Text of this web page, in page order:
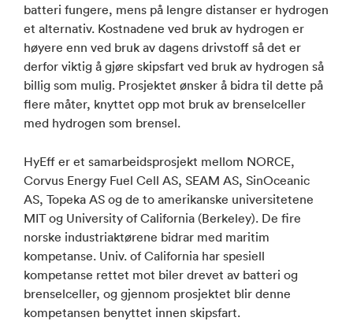
batteri fungere, mens på lengre distanser er hydrogen
et alternativ. Kostnadene ved bruk av hydrogen er
høyere enn ved bruk av dagens drivstoff så det er
derfor viktig å gjøre skipsfart ved bruk av hydrogen så
billig som mulig. Prosjektet ønsker å bidra til dette på
flere måter, knyttet opp mot bruk av brenselceller
med hydrogen som brensel.
HyEff er et samarbeidsprosjekt mellom NORCE,
Corvus Energy Fuel Cell AS, SEAM AS, SinOceanic
AS, Topeka AS og de to amerikanske universitetene
MIT og University of California (Berkeley). De fire
norske industriaktørene bidrar med maritim
kompetanse. Univ. of California har spesiell
kompetanse rettet mot biler drevet av batteri og
brenselceller, og gjennom prosjektet blir denne
kompetansen benyttet innen skipsfart.